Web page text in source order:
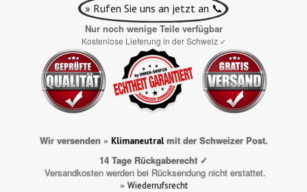
» Rufen Sie uns an jetzt an 📞
Nur noch wenige Teile verfügbar
Kostenlose Lieferung in der Schweiz ✓
Wir versenden » Klimaneutralmit der Schweizer Post.
14 Tage Rückgaberecht ✓
Versandkosten werden bei Rücksendung nicht erstattet.
» Wiederrufsrecht